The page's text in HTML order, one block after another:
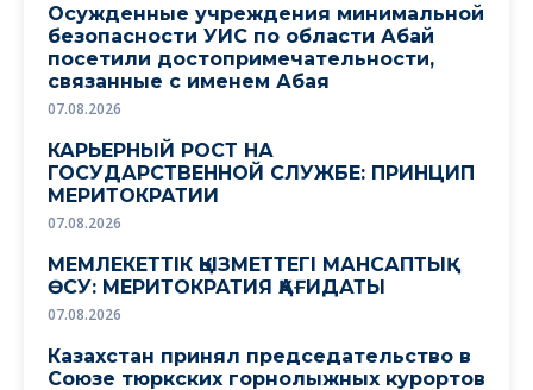
Осужденные учреждения минимальной
безопасности УИС по области Абай
посетили достопримечательности,
связанные с именем Абая
07.08.2026
КАРЬЕРНЫЙ РОСТ НА
ГОСУДАРСТВЕННОЙ СЛУЖБЕ: ПРИНЦИП
МЕРИТОКРАТИИ
07.08.2026
МЕМЛЕКЕТТІК ҚЫЗМЕТТЕГІ МАНСАПТЫҚ
ӨСУ: МЕРИТОКРАТИЯ ҚАҒИДАТЫ
07.08.2026
Казахстан принял председательство в
Союзе тюркских горнолыжных курортов